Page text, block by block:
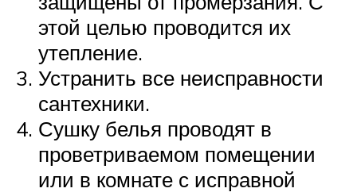
этой целью проводится их
утепление.
Устранить все неисправности
сантехники.
Сушку белья проводят в
проветриваемом помещении
или в комнате с исправной